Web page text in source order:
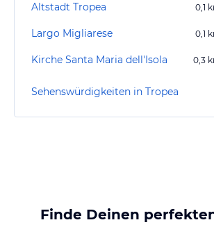
Altstadt Tropea 0,1
Largo Migliarese 0,1
Kirche Santa Maria dell'Isola 0,3
Sehenswürdigkeiten in Tropea
Finde Deinen